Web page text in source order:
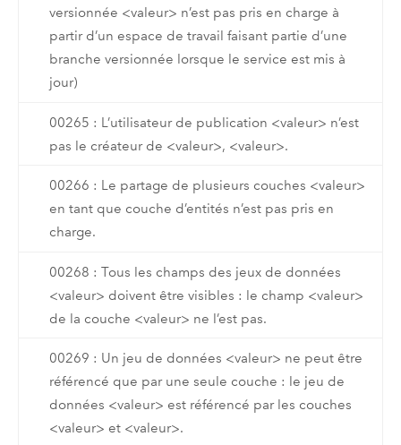
versionnée <valeur> n’est pas pris en charge à
partir d’un espace de travail faisant partie d’une
branche versionnée lorsque le service est mis à
jour)
00265 : L’utilisateur de publication <valeur> n’est
pas le créateur de <valeur>, <valeur>.
00266 : Le partage de plusieurs couches <valeur>
en tant que couche d’entités n’est pas pris en
charge.
00268 : Tous les champs des jeux de données
<valeur> doivent être visibles : le champ <valeur>
de la couche <valeur> ne l’est pas.
00269 : Un jeu de données <valeur> ne peut être
référencé que par une seule couche : le jeu de
données <valeur> est référencé par les couches
<valeur> et <valeur>.